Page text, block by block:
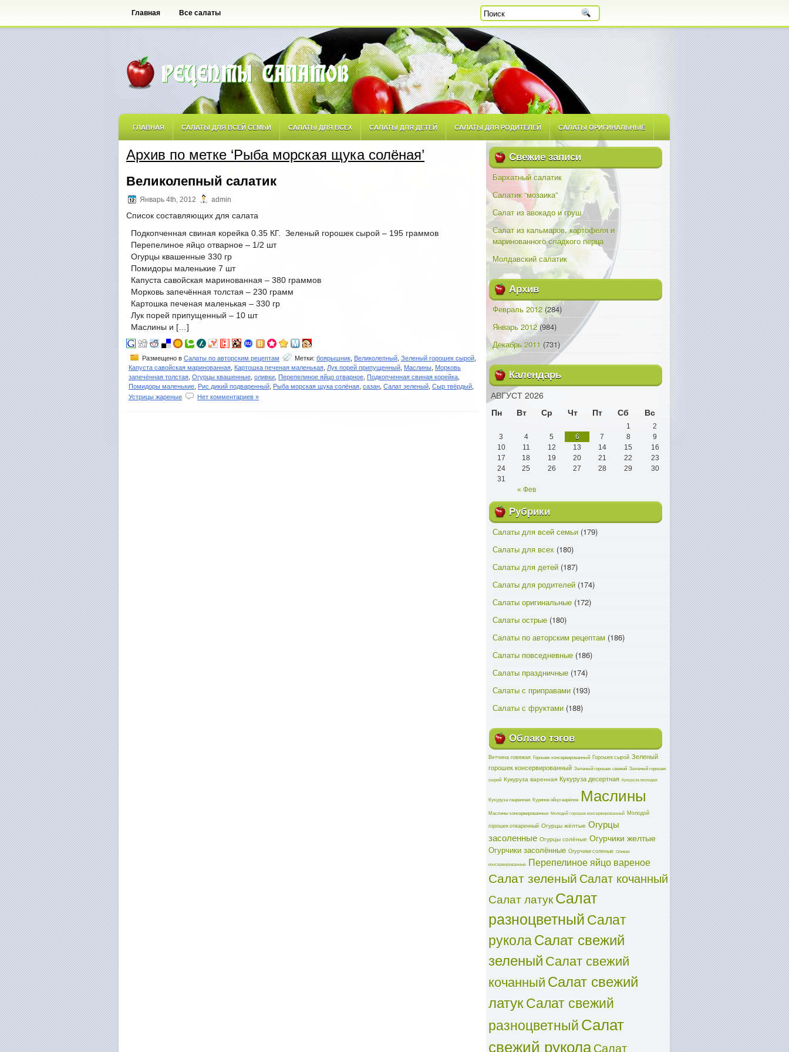
Главная Все салаты
ГЛАВНАЯ САЛАТЫ ДЛЯ ВСЕЙ СЕМЬИ САЛАТЫ ДЛЯ ВСЕХ САЛАТЫ ДЛЯ ДЕТЕЙ САЛАТЫ ДЛЯ РОДИТЕЛЕЙ САЛАТЫ ОРИГИНАЛЬНЫЕ
САЛАТЫ ОСТРЫЕ САЛАТЫ ПО АВТОРСКИМ РЕЦЕПТАМ САЛАТЫ ПОВСЕДНЕВНЫЕ САЛАТЫ ПРАЗДНИЧНЫЕ САЛАТЫ С ПРИПРАВАМИ
САЛАТЫ С ФРУКТАМИ
Архив по метке ‘Рыба морская щука солёная’
Великолепный салатик
Январь 4th, 2012 admin
Список составляющих для салата
Подкопченная свиная корейка 0.35 КГ. Зеленый горошек сырой – 195 граммов
Перепелиное яйцо отварное – 1/2 шт
Огурцы квашенные 330 гр
Помидоры маленькие 7 шт
Капуста савойская маринованная – 380 граммов
Морковь запечённая толстая – 230 грамм
Картошка печеная маленькая – 330 гр
Лук порей припущенный – 10 шт
Маслины и […]
Размещено в Салаты по авторским рецептам Метки: боярышник Великолепный Зеленый горошек сырой
Капуста савойская маринованная Картошка печеная маленькая Лук порей припущенный Маслины Морковь
запечённая толстая Огурцы квашенные оливки Перепелиное яйцо отварное Подкопченная свиная корейка
Помидоры маленькие Рис дикий подваренный Рыба морская щука солёная сазан Салат зеленый Сыр твёрдый
Устрицы жареные
Нет комментариев »
Свежие записи
Бархатный салатик
Салатик “мозаика”
Салат из авокадо и груш
Салат из кальмаров, картофеля и
маринованного сладкого перца
Молдавский салатик
Архив
Февраль 2012 (284)
Январь 2012(984)
Декабрь 2011 (731)
Календарь
АВГУСТ 2026
Пн
Вт Ср Чт Пт Сб Вс
« Фев
1
2
3
4 5 6 7 8
9
10
11 12 13 14 15
16
17
18 19 20 21 22
23
24
25 26 27 28 29
30
31
Рубрики
Салаты для всей семьи (179)
Салаты для всех (180)
Салаты для детей (187)
Салаты для родителей (174)
Салаты оригинальные (172)
Салаты острые (180)
Салаты по авторским рецептам (186)
Салаты повседневные (186)
Салаты праздничные (174)
Салаты с приправами (193)
Салаты с фруктами (188)
Облако тэгов
Ветчина говяжая Горошек консервированный Горошек сырой Зеленый
горошек консервированный Зеленый горошек свежий Зеленый горошек
сырой Кукуруза варенная Кукуруза десертная Кукуруза молодая
Кукуруза сваренная Куриное яйцо варёное Маслины
Маслины консервированные Молодой горошек консервированный Молодой
горошек отваренный Огурцы жёлтые Огурцы
засоленные Огурцы солёные Огурчики желтые
Огурчики засолённые Огурчики соленые Оливки
консервированные Перепелиное яйцо вареное
Салат зеленый Салат кочанный
Салат латукСалат
разноцветныйСалат
руколаСалат свежий
зеленыйСалат свежий
кочанныйСалат свежий
латукСалат свежий
разноцветныйСалат
свежий руколаСалат